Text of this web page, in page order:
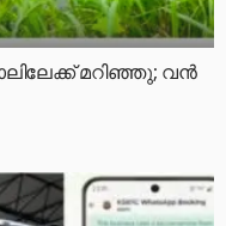
മറിഞ്ഞു; വൻ